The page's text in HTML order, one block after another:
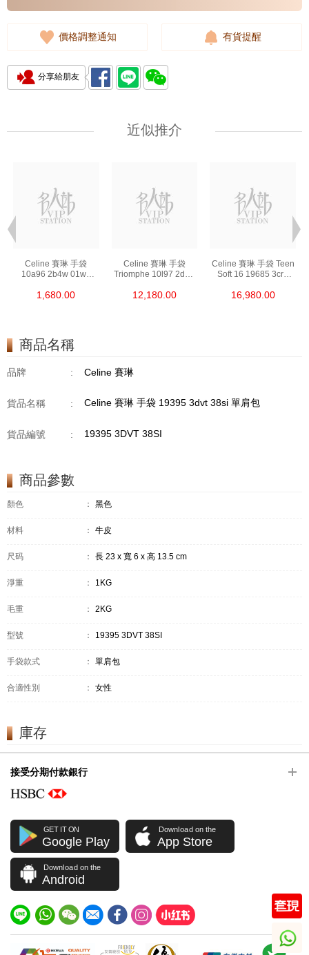
價格調整通知 有貨提醒
分享給朋友
近似推介
Celine 賽琳 手袋
10a96 2b4w 01wb
Pouch
1,680.00
Celine 賽琳 手袋
Triomphe 10l97 2dqb
12,180.00
Celine 賽琳 手袋 Teen
Soft 16 19685 3cr8
16,980.00
商品名稱
品牌 : Celine 賽琳
貨品名稱 : Celine 賽琳 手袋 19395 3dvt 38si 單肩包
貨品編號 : 19395 3DVT 38SI
商品參數
顏色 ： 黑色
材料 ： 牛皮
尺码 ： 長 23 x 寬 6 x 高 13.5 cm
淨重 ： 1KG
毛重 ： 2KG
型號 ： 19395 3DVT 38SI
手袋款式 ： 單肩包
合適性別 ： 女性
庫存
接受分期付款銀行
GET IT ON
Google Play
Download on the
App Store
Download on the
Android